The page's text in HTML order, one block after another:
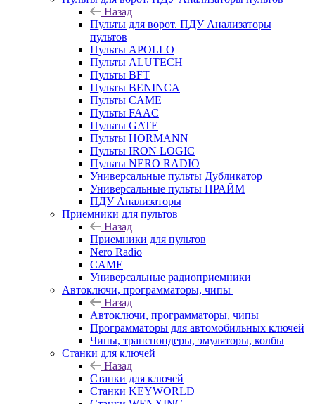
Назад
Пульты для ворот. ПДУ Анализаторы
пультов
Пульты APOLLO
Пульты ALUTECH
Пульты BFT
Пульты BENINCA
Пульты CAME
Пульты FAAC
Пульты GATE
Пульты HORMANN
Пульты IRON LOGIC
Пульты NERO RADIO
Универсальные пульты Дубликатор
Универсальные пульты ПРАЙМ
ПДУ Анализаторы
Приемники для пультов
Назад
Приемники для пультов
Nero Radio
CAME
Универсальные радиоприемники
Автоключи, программаторы, чипы
Назад
Автоключи, программаторы, чипы
Программаторы для автомобильных ключей
Чипы, транспондеры, эмуляторы, колбы
Станки для ключей
Назад
Станки для ключей
Станки KEYWORLD